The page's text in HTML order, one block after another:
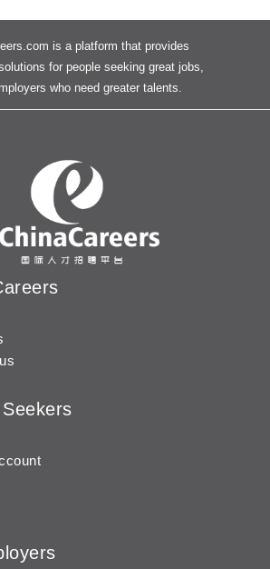
is a platform that provides
for people seeking great jobs,
who need greater talents.